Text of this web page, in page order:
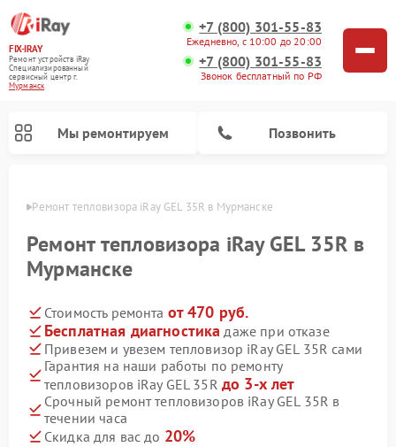
FIX-IRAY
Ремонт устройств iRay
Специализированный
cервисный центр г.
Мурманск
+7 (800) 301-55-83
Ежедневно, с 10:00 до 20:00
+7 (800) 301-55-83
Звонок бесплатный по РФ
Мы ремонтируем Позвонить
Ремонт тепловизора iRay GEL 35R в Мурманске
Ремонт тепловизора iRay GEL 35R в
Мурманске
Стоимость ремонта от 470 руб.
Бесплатная диагностика даже при отказе
Привезем и увезем тепловизор iRay GEL 35R сами
Гарантия на наши работы по ремонту
тепловизоров iRay GEL 35R до 3-х лет
Срочный ремонт тепловизоров iRay GEL 35R в
течении часа
Скидка для вас до 20%